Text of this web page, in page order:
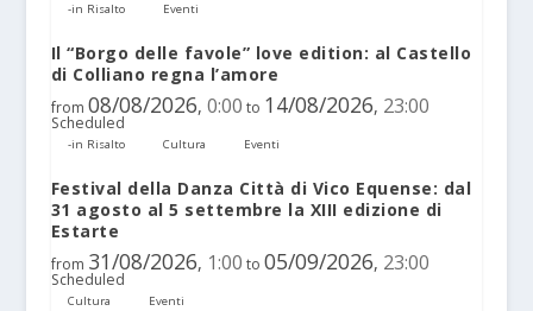
-in Risalto Eventi
Il “Borgo delle favole” love edition: al Castello
di Colliano regna l’amore
from 08/08/2026, 0:00 to 14/08/2026, 23:00
Scheduled
-in Risalto Cultura Eventi
Festival della Danza Città di Vico Equense: dal
31 agosto al 5 settembre la XIII edizione di
Estarte
from 31/08/2026, 1:00 to 05/09/2026, 23:00
Scheduled
Cultura Eventi